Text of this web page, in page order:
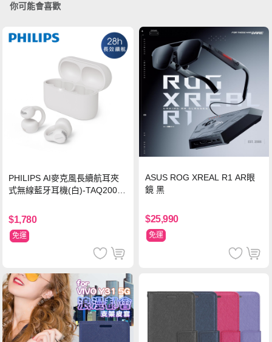
你可能會喜歡
PHILIPS AI麥克風長續航耳夾
式無線藍牙耳機(白)-TAQ2000
$1,780
免運
ASUS ROG XREAL R1 AR眼
鏡 黑
$25,990
免運